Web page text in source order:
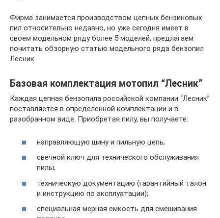
Фирма занимается производством цепных бензиновых
пил относительно недавно, но уже сегодня имеет в
своем модельном ряду более 5 моделей, предлагаем
почитать обзорную статью модельного ряда бензопил
Лесник.
Базовая комплектация мотопил “Лесник”
Каждая цепная бензопила российской компании “Лесник”
поставляется в определенной комплектации и в
разобранном виде. Приобретая пилу, вы получаете:
направляющую шину и пильную цепь;
свечной ключ для технического обслуживания
пилы;
техническую документацию (гарантийный талон
и инструкцию по эксплуатации);
специальная мерная емкость для смешивания